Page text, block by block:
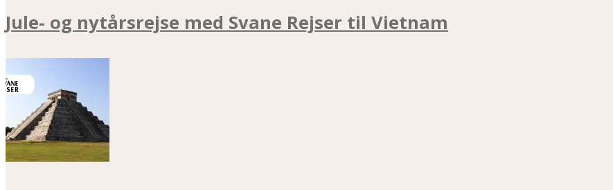
Jule- og nytårsrejse med Svane Rejser til Vietnam